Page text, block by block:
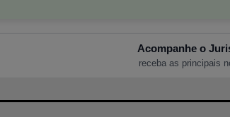
Acompanhe o
receba as principais